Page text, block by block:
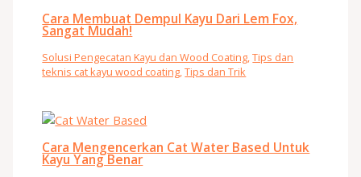
Cara Membuat Dempul Kayu Dari Lem Fox,
Sangat Mudah!
Solusi Pengecatan Kayu dan Wood Coating,Tips dan
teknis cat kayu wood coating,Tips dan Trik
Cara Mengencerkan Cat Water Based Untuk
Kayu Yang Benar